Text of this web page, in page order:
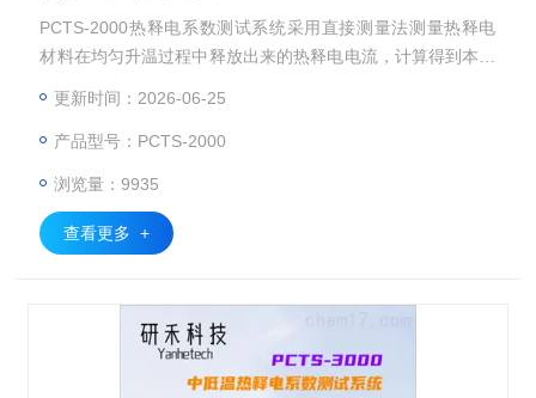
PCTS-2000热释电系数测试系统采用直接测量法测量热释电
材料在均匀升温过程中释放出来的热释电电流，计算得到本征
更新时间：2026-06-25
产品型号：PCTS-2000
浏览量：9935
查看更多 +